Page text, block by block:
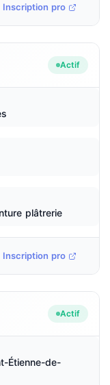
Inscription pro
Actif
plâtrerie
Inscription pro
Actif
Étienne-de-